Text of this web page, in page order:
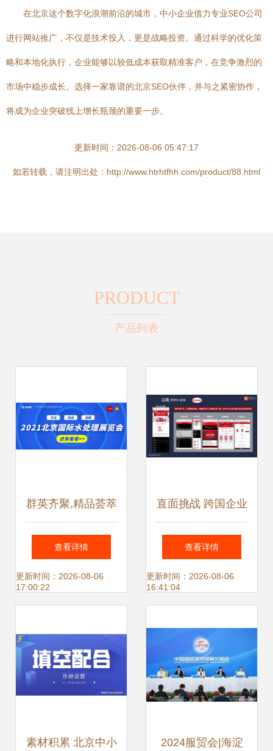
在北京这个数字化浪潮前沿的城市，中小企业借力专业SEO公司
进行网站推广，不仅是技术投入，更是战略投资。通过科学的优化策
略和本地化执行，企业能够以较低成本获取精准客户，在竞争激烈的
市场中稳步成长。选择一家靠谱的北京SEO伙伴，并与之紧密协作，
将成为企业突破线上增长瓶颈的重要一步。
更新时间：2026-08-06 05:47:17
如若转载，请注明出处：http://www.htrhtfhh.com/product/88.html
PRODUCT
产品列表
群英齐聚,精品荟萃
丨2021北京国际水
展 天尔仪器期待您
查看详情
更新时间：2026-08-06
17:00:22
直面挑战 跨国企业
私域流量的集中式
管理创新——基于
中小企业网站推广
的拓展
查看详情
更新时间：2026-08-06
16:41:04
素材积累 北京中小 2024服贸会|海淀